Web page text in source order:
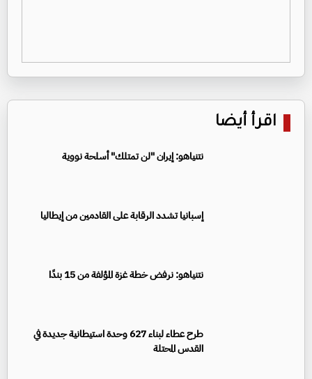
اقرأ أيضا
نتنياهو: إيران "لن تمتلك" أسلحة نووية
إسبانيا تشدد الرقابة على القادمين من إيطاليا
نتنياهو: نرفض خطة غزة المؤلفة من 15 بندًا
طرح عطاء لبناء 627 وحدة استيطانية جديدة في
القدس المحتلة